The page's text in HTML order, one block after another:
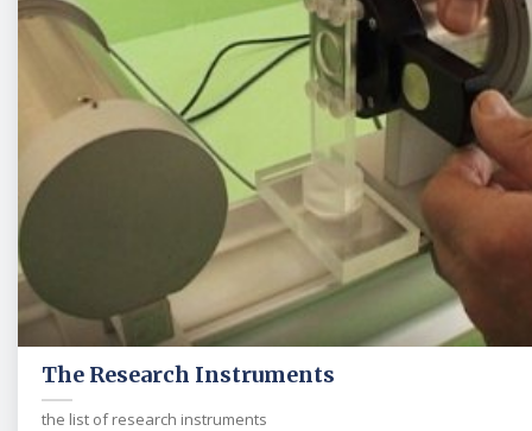
The Research Instruments
the list of research instruments